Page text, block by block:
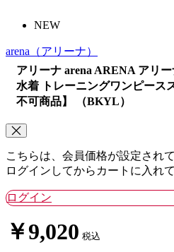
NEW
arena （アリーナ）
アリーナ arena ARENA アリ
水着 トレーニングワンピース
不可商品】 （BKYL）
こちらは、会員価格が設定されて
ログインしてからカートに入れ
ログイン
￥9,020 税込